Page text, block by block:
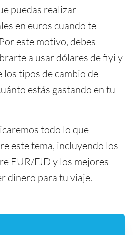
puedas realizar
en euros cuando te
este motivo, debes
a usar dólares de fiyi y
tipos de cambio de
estás gastando en tu
todo lo que
este tema, incluyendo los
EUR/FJD y los mejores
dinero para tu viaje.